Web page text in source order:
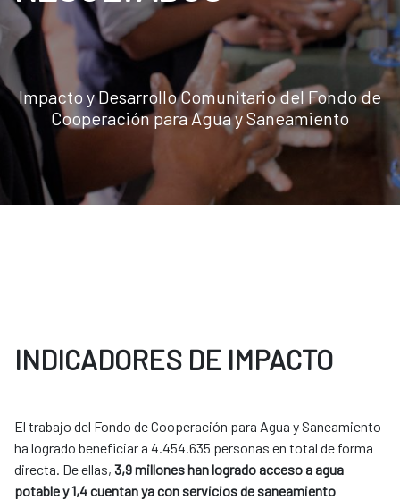
Impacto y Desarrollo Comunitario del Fondo de
Cooperación para Agua y Saneamiento
INDICADORES DE IMPACTO
El trabajo del Fondo de Cooperación para Agua y Saneamiento
ha logrado beneficiar a 4.454.635 personas en total de forma
directa. De ellas, 3,9 millones han logrado acceso a agua
potable y 1,4 cuentan ya con servicios de saneamiento